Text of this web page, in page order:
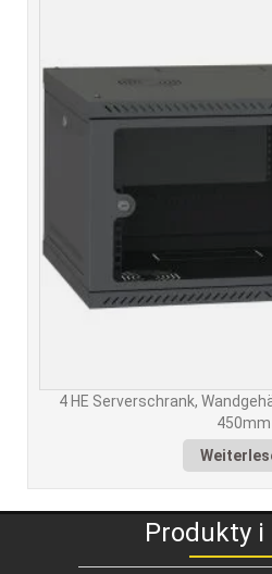
4 HE Serverschrank,
450mm
Produkty i